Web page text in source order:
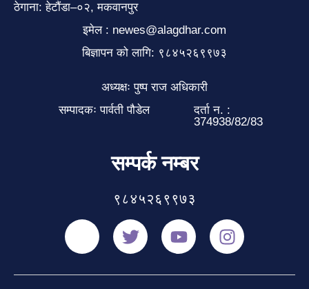
ठेगाना: हेटौंडा–०२, मकवानपुर
इमेल : newes@alagdhar.com
बिज्ञापन को लागि: ९८४५२६९९७३
अध्यक्षः पुष्प राज अधिकारी
सम्पादकः पार्वती पौडेल
दर्ता न. :
374938/82/83
सम्पर्क नम्बर
९८४५२६९९७३